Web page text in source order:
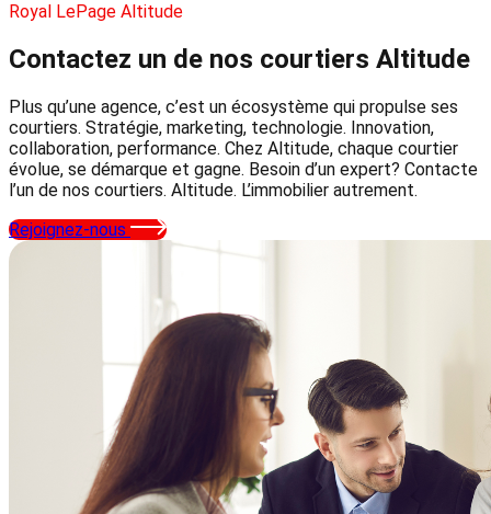
Royal LePage Altitude
Contactez un de nos courtiers Altitude
Plus qu’une agence, c’est un écosystème qui propulse ses
courtiers. Stratégie, marketing, technologie. Innovation,
collaboration, performance. Chez Altitude, chaque courtier
évolue, se démarque et gagne. Besoin d’un expert? Contacte
l’un de nos courtiers. Altitude. L’immobilier autrement.
Rejoignez-nous